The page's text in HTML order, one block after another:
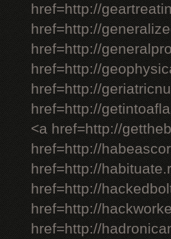
href=http://
href=http://
href=http://
href=http://
href=http://
href=http://
<a href=http://
href=http://
href=http://
href=http://
href=http://
href=http://